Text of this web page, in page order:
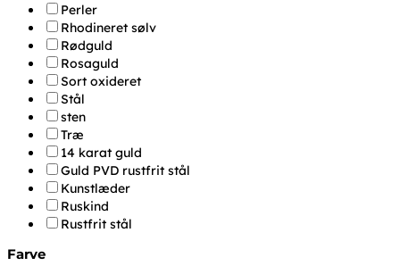
Perler
Rhodineret sølv
Rødguld
Rosaguld
Sort oxideret
Stål
sten
Træ
14 karat guld
Guld PVD rustfrit stål
Kunstlæder
Ruskind
Rustfrit stål
Farve